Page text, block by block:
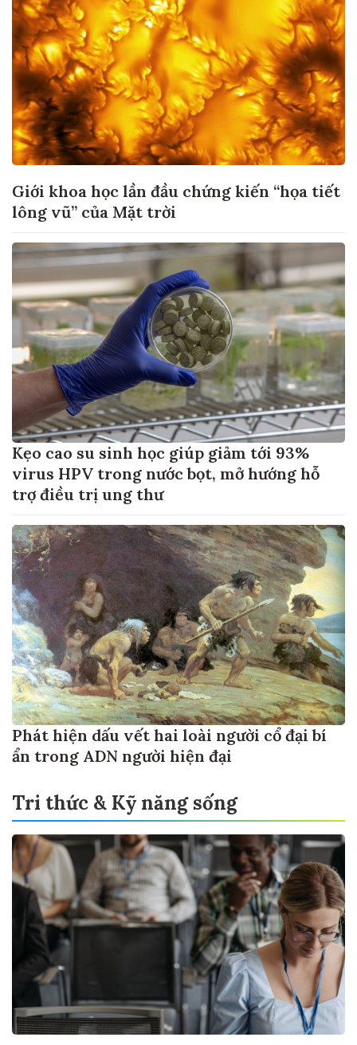
Giới khoa học lần đầu chứng kiến “họa tiết
lông vũ” của Mặt trời
Kẹo cao su sinh học giúp giảm tới 93%
virus HPV trong nước bọt, mở hướng hỗ
trợ điều trị ung thư
Phát hiện dấu vết hai loài người cổ đại bí
ẩn trong ADN người hiện đại
Tri thức & Kỹ năng sống